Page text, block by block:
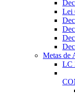
Lei
Metas de
LC